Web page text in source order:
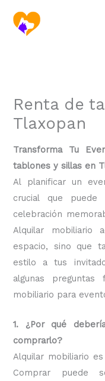
contenido
Renta de
Tlaxopan
Transforma Tu
tablones y sillas en
Al planificar un
crucial que
celebración
Alquilar mobiliario
espacio, sino que
estilo a tus
algunas
mobiliario para
1. ¿Por qué
comprarlo?
Alquilar mobiliario
Comprar puede